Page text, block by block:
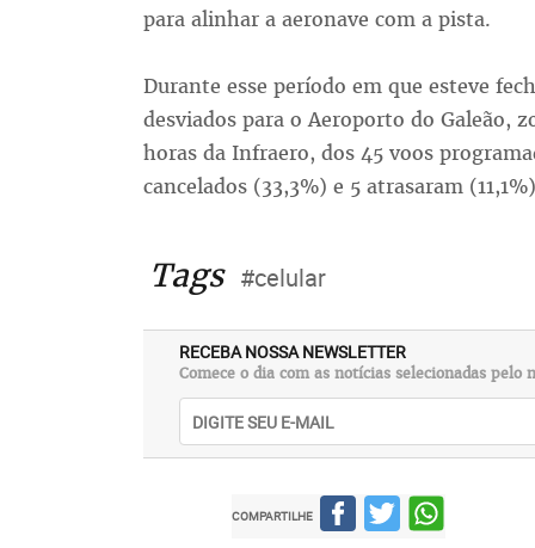
para alinhar a aeronave com a pista.
Durante esse período em que esteve
desviados para o Aeroporto do Galeão,
horas da Infraero, dos 45 voos
cancelados (33,3%) e 5 atrasaram
Tags #celular
RECEBA NOSSA NEWSLETTER
Comece o dia com as notícias selecionadas pelo
COMPARTILHE